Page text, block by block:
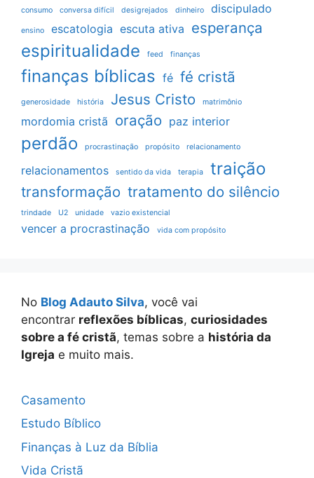
consumo conversa difícil desigrejados dinheiro discipulado
ensino escatologia escuta ativa esperança
espiritualidade feed finanças
finanças bíblicas fé fé cristã
generosidade história Jesus Cristo matrimônio
mordomia cristã oração paz interior
perdão procrastinação propósito relacionamento
relacionamentos sentido da vida terapia traição
transformação tratamento do silêncio
trindade U2 unidade vazio existencial
vencer a procrastinação vida com propósito
No Blog Adauto Silva, você vai
encontrar reflexões bíblicas, curiosidades
sobre a fé cristã, temas sobre a história da
Igreja e muito mais.
Casamento
Estudo Bíblico
Finanças à Luz da Bíblia
Vida Cristã